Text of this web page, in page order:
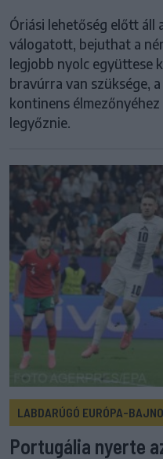
Óriási lehetőség előtt áll
válogatott, bejuthat a
legjobb nyolc együttese
bravúrra van szüksége,
kontinens
legyőznie.
LABDARÚGÓ EURÓPA-
Portugália nyerte